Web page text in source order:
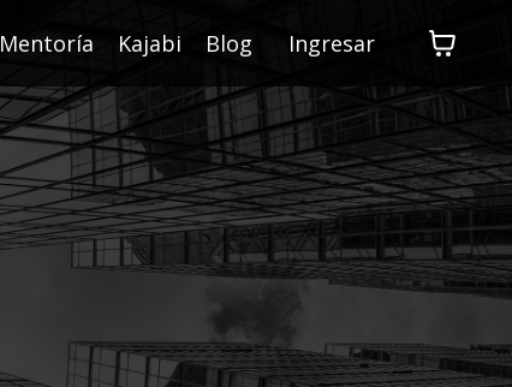
Mentoría Kajabi Blog Ingresar